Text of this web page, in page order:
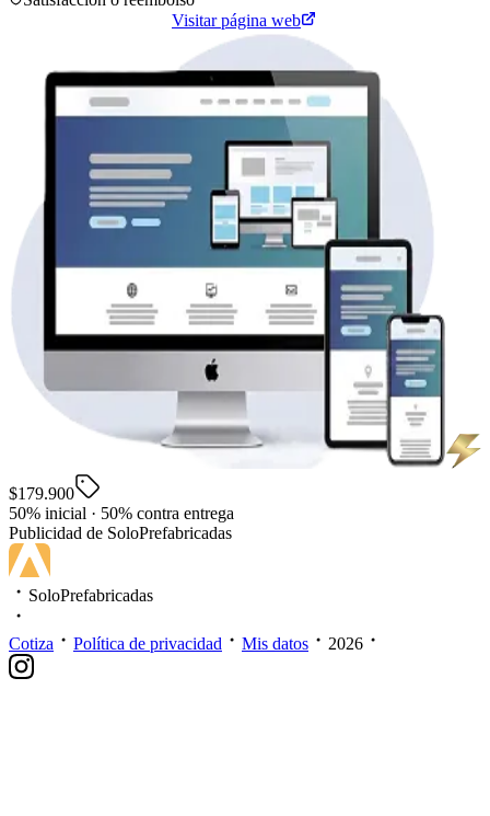
Visitar página web
$179.900
50% inicial · 50% contra entrega
Publicidad de SoloPrefabricadas
SoloPrefabricadas
Cotiza Política de privacidad Mis datos 2026